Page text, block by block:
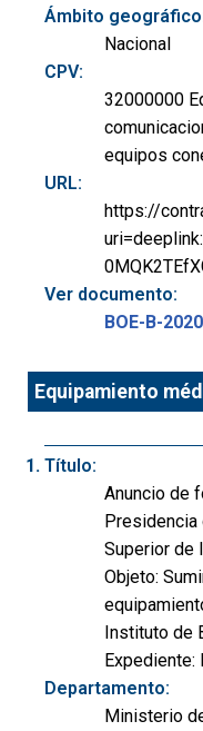
Ámbito
Nacional
CPV:
32000000
equipos
URL:
https://
Ver documento:
BOE-B-
Equipamiento
Título:
Anuncio de
Presidencia
Superior de
Objeto:
Instituto de
Expediente:
Departamento:
Ministerio